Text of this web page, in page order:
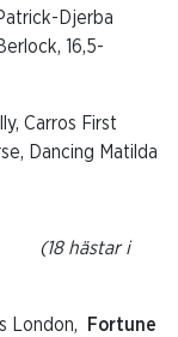
Djerba
16,5-
Carros First
Dancing Matilda
(18 hästar i
London,
Fortune